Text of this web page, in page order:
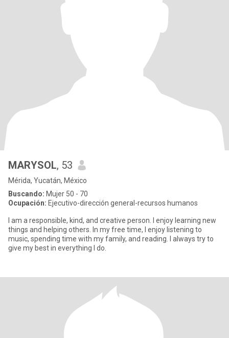
MARYSOL, 53
Mérida, Yucatán, México
Buscando: Mujer 50 - 70
Ocupación: Ejecutivo-dirección general-recursos humanos
I am a responsible, kind, and creative person. I enjoy learning new
things and helping others. In my free time, I enjoy listening to
music, spending time with my family, and reading. I always try to
give my best in everything I do.